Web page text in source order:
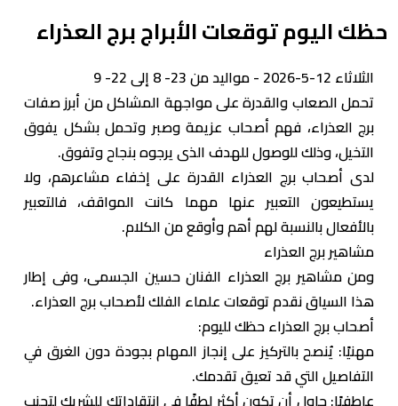
حظك اليوم توقعات الأبراج برج العذراء
الثلاثاء 12-5-2026 - مواليد من 23- 8 إلى 22- 9
تحمل الصعاب والقدرة على مواجهة المشاكل من أبرز صفات
برج العذراء، فهم أصحاب عزيمة وصبر وتحمل بشكل يفوق
التخيل، وذلك للوصول للهدف الذى يرجوه بنجاح وتفوق.
لدى أصحاب برج العذراء القدرة على إخفاء مشاعرهم، ولا
يستطيعون التعبير عنها مهما كانت المواقف، فالتعبير
بالأفعال بالنسبة لهم أهم وأوقع من الكلام.
مشاهير برج العذراء
ومن مشاهير برج العذراء الفنان حسين الجسمى، وفى إطار
هذا السياق نقدم توقعات علماء الفلك لأصحاب برج العذراء.‎
أصحاب برج العذراء حظك لليوم:
مهنيًا: يُنصح بالتركيز على إنجاز المهام بجودة دون الغرق في
التفاصيل التي قد تعيق تقدمك.
عاطفيًا: حاول أن تكون أكثر لطفًا في انتقاداتك للشريك لتجنب